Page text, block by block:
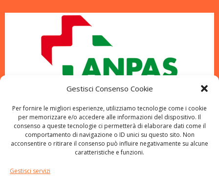
Gestisci Consenso Cookie
Per fornire le migliori esperienze, utilizziamo tecnologie come i cookie
per memorizzare e/o accedere alle informazioni del dispositivo. Il
consenso a queste tecnologie ci permetterà di elaborare dati come il
comportamento di navigazione o ID unici su questo sito. Non
acconsentire o ritirare il consenso può influire negativamente su alcune
caratteristiche e funzioni.
Gestisci servizi